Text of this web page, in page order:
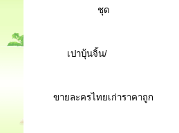
ชุด
เปาบุ้นจิ้น/
ขายละครไทยเก่าราคาถูก